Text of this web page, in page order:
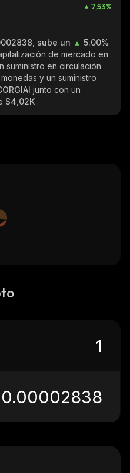
7,53%
sube un
5.00%
de mercado en
suministro en circulación
monedas y un suministro
junto con un
$4,02K .